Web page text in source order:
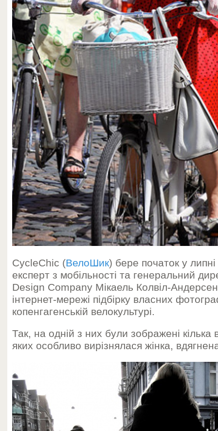
CycleChiс (ВелоШик) бере початок у
експерт з мобільності та генеральний
Design Company Мікаель Колвіл-
інтернет-мережі підбірку власних
копенгагенській велокультурі.
Так, на одній з них були зображені кілька
яких особливо вирізнялася жінка,